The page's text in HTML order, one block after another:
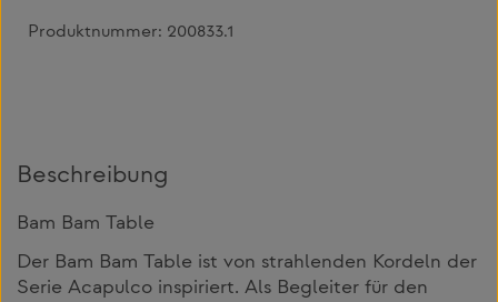
Produktnummer: 200833.1
Beschreibung
Bam Bam Table
Der Bam Bam Table ist von strahlenden Kordeln der
Serie Acapulco inspiriert. Als Begleiter für den